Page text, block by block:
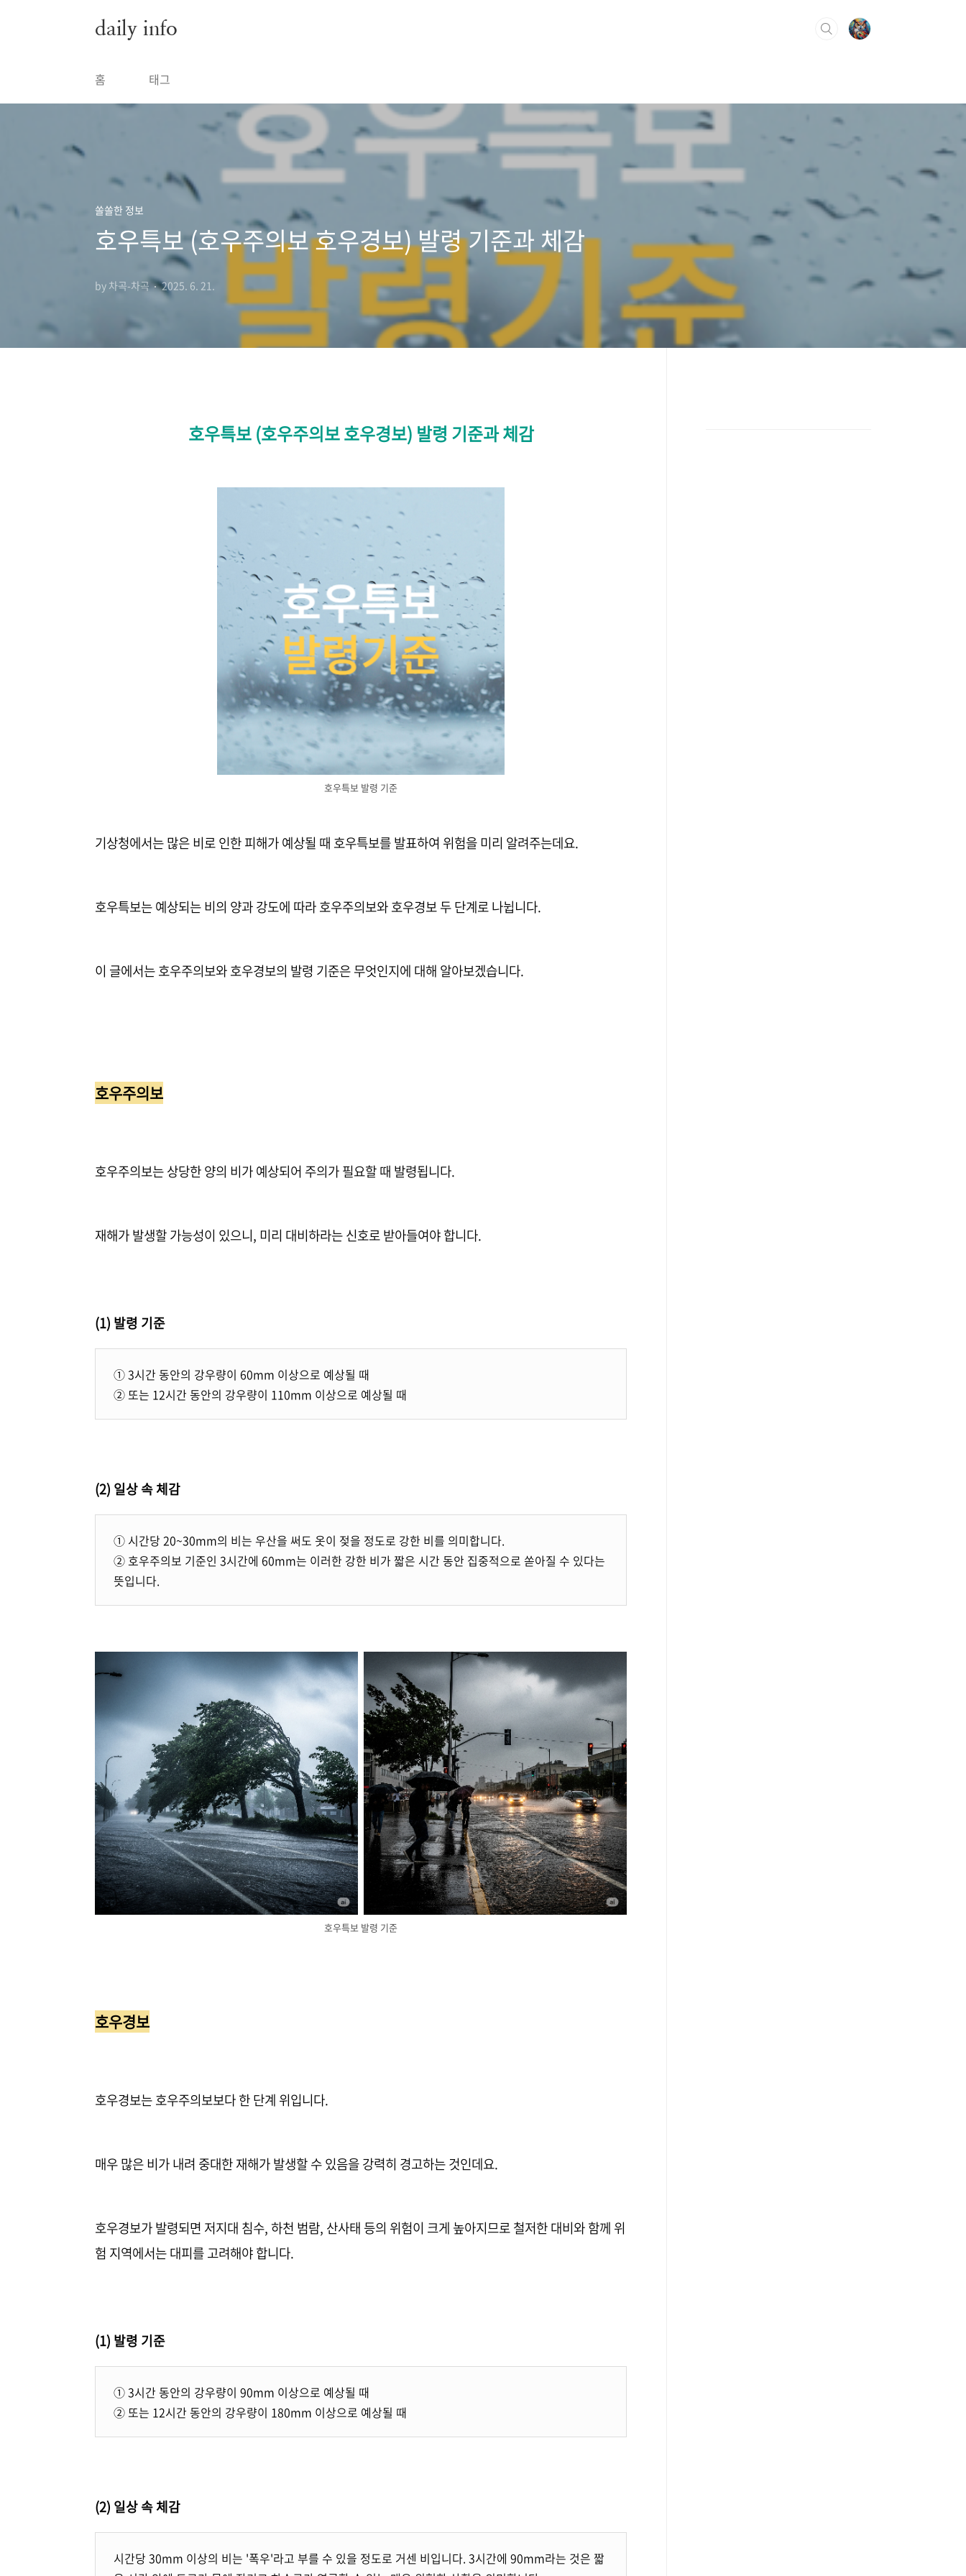
daily info
홈 태그
쏠쏠한 정보
호우특보 (호우주의보 호우경보) 발령 기준과 체감
by 차곡-차곡 2025. 6. 21.
호우특보 (호우주의보 호우경보) 발령 기준과 체감
호우특보 발령 기준
기상청에서는 많은 비로 인한 피해가 예상될 때 호우특보를 발표하여 위험을 미리 알려주는데요.
호우특보는 예상되는 비의 양과 강도에 따라 호우주의보와 호우경보 두 단계로 나뉩니다.
이 글에서는 호우주의보와 호우경보의 발령 기준은 무엇인지에 대해 알아보겠습니다.
호우주의보
호우주의보는 상당한 양의 비가 예상되어 주의가 필요할 때 발령됩니다.
재해가 발생할 가능성이 있으니, 미리 대비하라는 신호로 받아들여야 합니다.
(1) 발령 기준
① 3시간 동안의 강우량이 60mm 이상으로 예상될 때
② 또는 12시간 동안의 강우량이 110mm 이상으로 예상될 때
(2) 일상 속 체감
① 시간당 20~30mm의 비는 우산을 써도 옷이 젖을 정도로 강한 비를 의미합니다.
② 호우주의보 기준인 3시간에 60mm는 이러한 강한 비가 짧은 시간 동안 집중적으로 쏟아질 수 있다는
뜻입니다.
호우특보 발령 기준
호우경보
호우경보는 호우주의보보다 한 단계 위입니다.
매우 많은 비가 내려 중대한 재해가 발생할 수 있음을 강력히 경고하는 것인데요.
호우경보가 발령되면 저지대 침수, 하천 범람, 산사태 등의 위험이 크게 높아지므로 철저한 대비와 함께 위
험 지역에서는 대피를 고려해야 합니다.
(1) 발령 기준
① 3시간 동안의 강우량이 90mm 이상으로 예상될 때
② 또는 12시간 동안의 강우량이 180mm 이상으로 예상될 때
(2) 일상 속 체감
시간당 30mm 이상의 비는 '폭우'라고 부를 수 있을 정도로 거센 비입니다. 3시간에 90mm라는 것은 짧